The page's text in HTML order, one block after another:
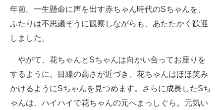
年前。一生懸命に声を出す赤ちゃん時代のSちゃんを、
ふたりは不思議そうに観察しながらも、あたたかく歓迎
しました。
やがて、花ちゃんとSちゃんは向かい合ってお座りを
するように。目線の高さが近づき、花ちゃんはほほ笑み
かけるようにSちゃんを見つめます。さらに成長したSち
ゃんは、ハイハイで花ちゃんの元へまっしぐら。元気い